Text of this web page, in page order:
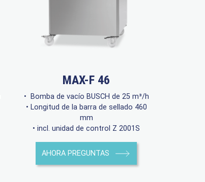
MAX-F 46
• Bomba de vacío BUSCH de 25 m³/h
• Longitud de la barra de sellado 460
mm
• incl. unidad de control Z 2001S
AHORA PREGUNTAS